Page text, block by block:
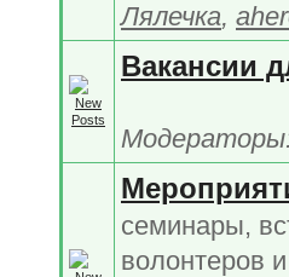
Лялечка,
Вакансии
семинары,
волонтеров